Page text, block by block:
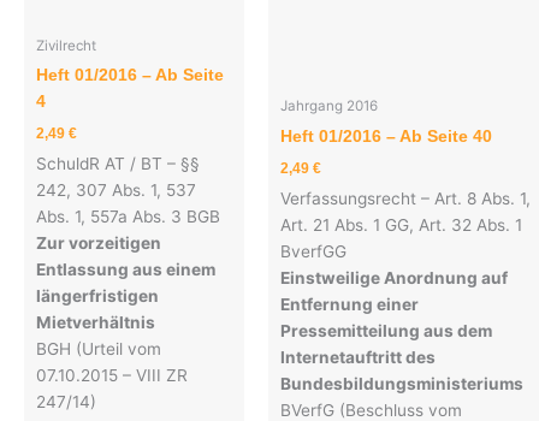
Zivilrecht
Heft 01/2016 – Ab Seite
4
2,49 €
SchuldR AT / BT – §§
242, 307 Abs. 1, 537
Abs. 1, 557a Abs. 3 BGB
Zur vorzeitigen
Entlassung aus einem
längerfristigen
Mietverhältnis
BGH (Urteil vom
07.10.2015 – VIII ZR
247/14)
Jahrgang 2016
Heft 01/2016 – Ab Seite 40
2,49 €
Verfassungsrecht – Art. 8 Abs. 1,
Art. 21 Abs. 1 GG, Art. 32 Abs. 1
BverfGG
Einstweilige Anordnung auf
Entfernung einer
Pressemitteilung aus dem
Internetauftritt des
Bundesbildungsministeriums
BVerfG (Beschluss vom